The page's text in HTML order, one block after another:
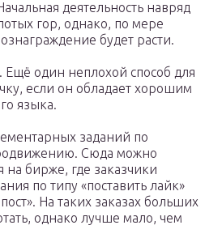
деятельность навряд
гор, однако, по мере
будет расти.
Ещё один неплохой способ для
если он обладает хорошим
языка.
заданий по
Сюда можно
на бирже, где заказчики
по типу «поставить лайк»
На таких заказах больших
однако лучше мало, чем